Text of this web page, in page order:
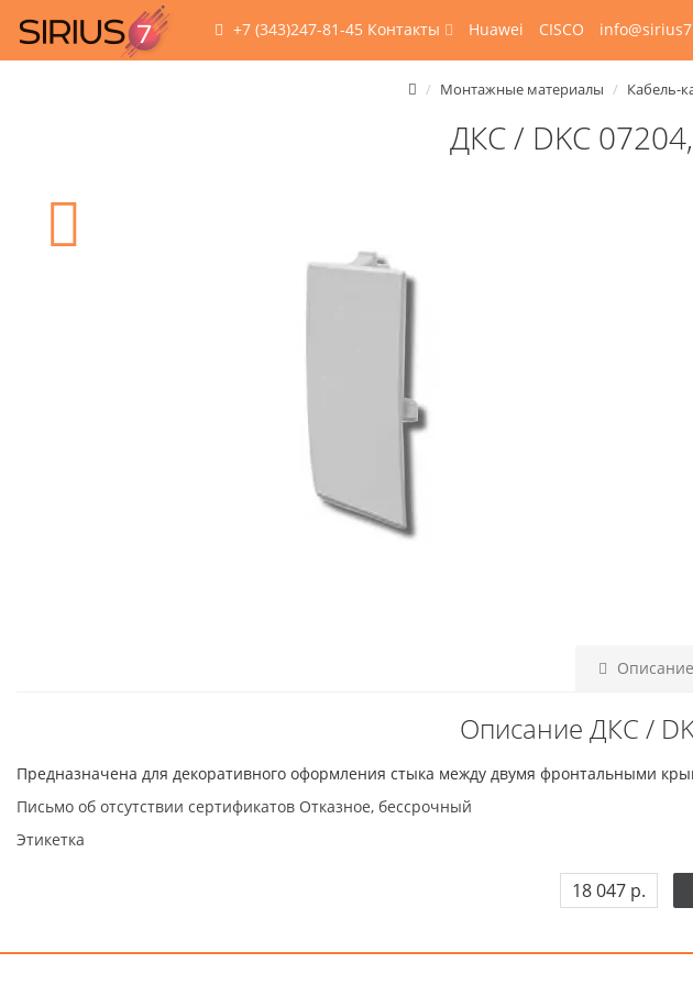
+7 (343)247-81-45 Контакты Huawei CISCO
Монтажные материалы Кабель-
ДКС / DKC
Описание
Описание ДКС /
Предназначена для декоративного оформления стыка между двумя фронтальными
Письмо об отсутствии сертификатов Отказное, бессрочный
Этикетка
18 047 р.